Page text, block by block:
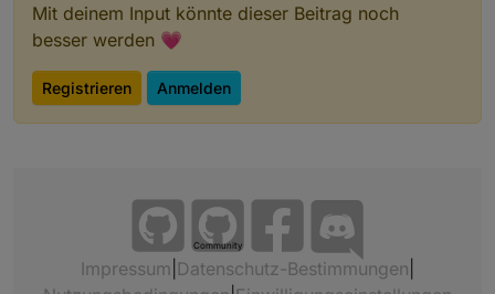
Mit deinem Input könnte dieser Beitrag noch
besser werden 💗
Registrieren Anmelden
Community
Impressum Datenschutz-Bestimmungen